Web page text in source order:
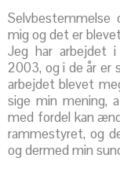
mig og det er
Jeg har arbejdet
2003, og i de år er
arbejdet blevet
sige min mening,
med fordel kan
rammestyret, og
og dermed min